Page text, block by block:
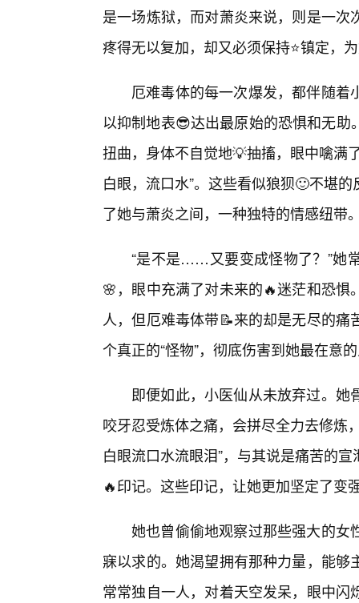
是一场炼狱，而对萧炎来说，则是一
疼得无以复加，却又必须保持⭐镇定，
厄难毒体的每一次爆发，都伴随
以抑制地表😎达出最原始的恐惧和无
扭曲，身体不自觉地💡抽搐，眼中噙满
白眼，流口水”。这些看似狼狈🙂不堪
了她与萧炎之间，一种独特的情感纽带
“是不是……又要变成怪物了？”她
🌸，眼中充满了对未来的🔥迷茫和恐
人，但厄难毒体带📝来的却是无尽的
个真正的“怪物”，彻底伤害到她最在意
即便如此，小医仙从未放弃过。
咬牙忍受炼体之痛，会拼尽全力去修炼
白眼流口水流眼泪”，与其说是痛苦的
🔥印记。这些印记，让她更加坚定了变
她也曾偷偷地观察过那些强大的女
寐以求的。她渴望拥有那种力量，能
常常独自一人，对着天空发呆，眼中